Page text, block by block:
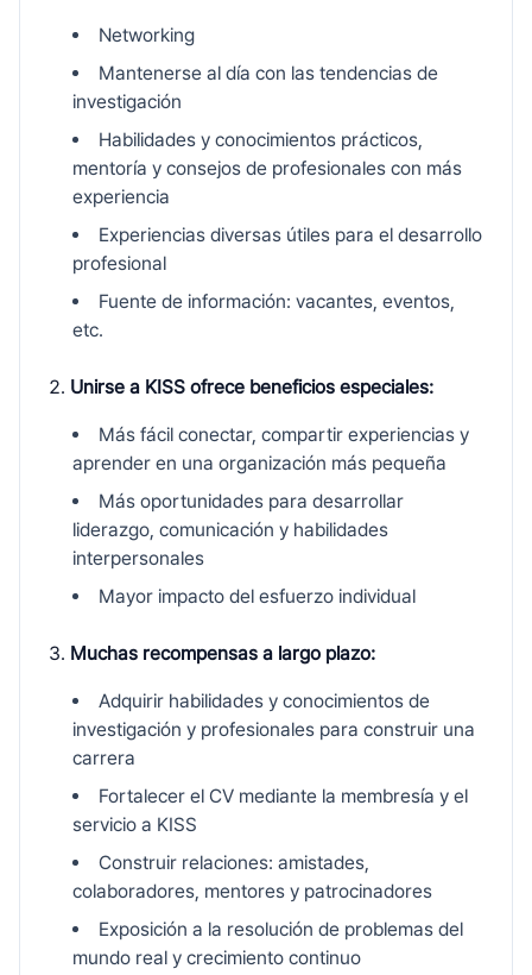
Networking
Mantenerse al día con las tendencias de
investigación
Habilidades y conocimientos prácticos,
mentoría y consejos de profesionales con más
experiencia
Experiencias diversas útiles para el desarrollo
profesional
Fuente de información: vacantes, eventos,
etc.
Unirse a KISS ofrece beneficios especiales:
Más fácil conectar, compartir experiencias y
aprender en una organización más pequeña
Más oportunidades para desarrollar
liderazgo, comunicación y habilidades
interpersonales
Mayor impacto del esfuerzo individual
Muchas recompensas a largo plazo:
Adquirir habilidades y conocimientos de
investigación y profesionales para construir una
carrera
Fortalecer el CV mediante la membresía y el
servicio a KISS
Construir relaciones: amistades,
colaboradores, mentores y patrocinadores
Exposición a la resolución de problemas del
mundo real y crecimiento continuo